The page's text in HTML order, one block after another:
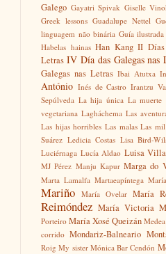
Galego Gayatri Spivak Giselle
Greek lessons Guadalupe Nettel
linguagem não binária Guía
Habelas hainas Han Kang II Días
Letras IV Día das Galegas nas
Galegas nas Letras Ibai Atutxa
António Inés de Castro Irantzu
Sepúlveda La hija única La muerte
vegetariana Lagháchema Las
Las hijas horribles Las malas Las
Suárez Ledicia Costas Lisa Bird-
Luciérnaga Lucía Aldao Luisa
MJ Pérez Manju Kapur Marga do
Marta Lamalfa Martaeapíntega
Mariño María Ovelar María
Reimóndez María Victoria
Porteiro María Xosé Queizán Medea
corrido Mondariz-Balneario
Roig My sister Mónica Bar Cendón